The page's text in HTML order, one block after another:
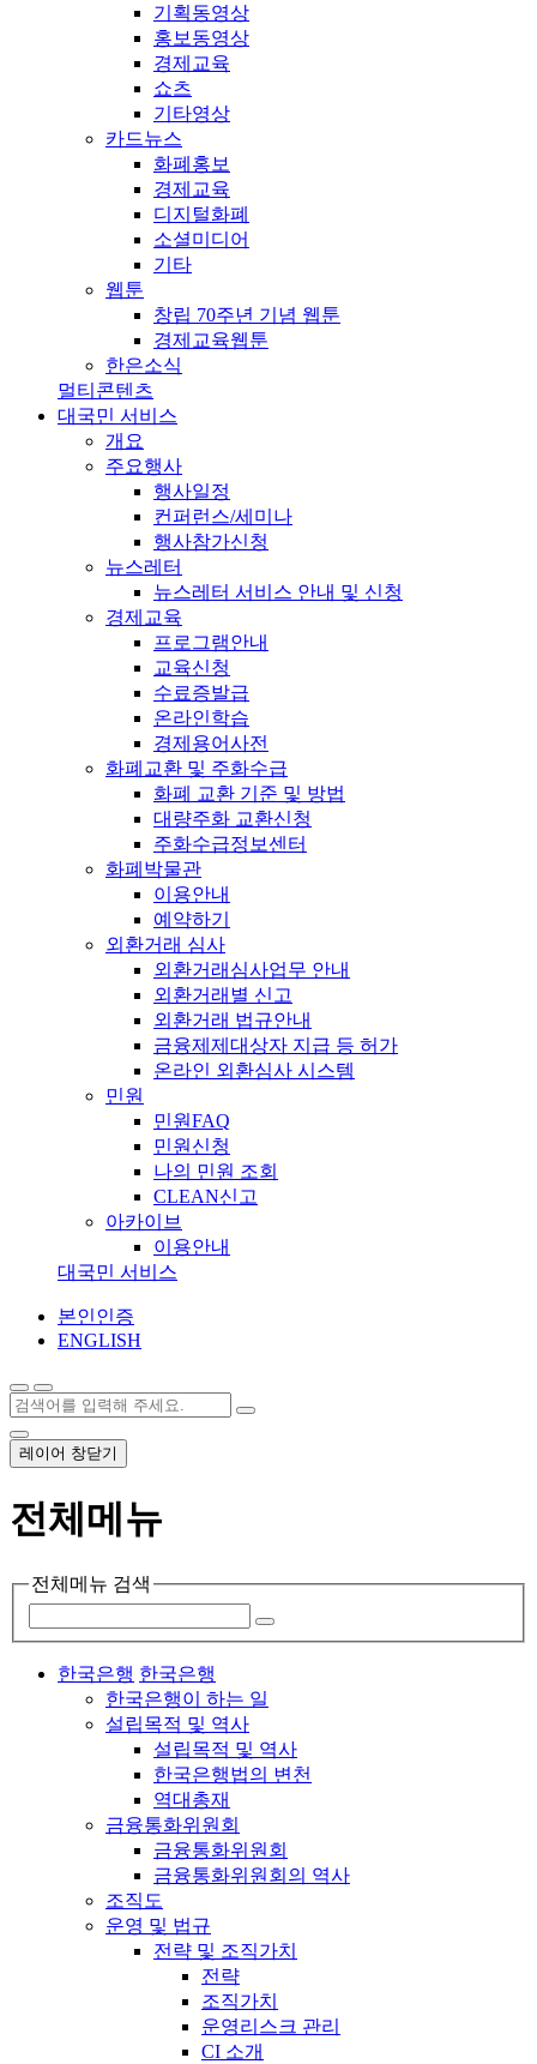
기획동영상
홍보동영상
경제교육
쇼츠
기타영상
카드뉴스
화폐홍보
경제교육
디지털화폐
소셜미디어
기타
웹툰
창립 70주년 기념 웹툰
경제교육웹툰
한은소식
멀티콘텐츠
대국민 서비스
개요
주요행사
행사일정
컨퍼런스/세미나
행사참가신청
뉴스레터
뉴스레터 서비스 안내 및 신청
경제교육
프로그램안내
교육신청
수료증발급
온라인학습
경제용어사전
화폐교환 및 주화수급
화폐 교환 기준 및 방법
대량주화 교환신청
주화수급정보센터
화폐박물관
이용안내
예약하기
외환거래 심사
외환거래심사업무 안내
외환거래별 신고
외환거래 법규안내
금융제제대상자 지급 등 허가
온라인 외환심사 시스템
민원
민원FAQ
민원신청
나의 민원 조회
CLEAN신고
아카이브
이용안내
대국민 서비스
본인인증
ENGLISH
레이어 창닫기
전체메뉴
전체메뉴 검색
한국은행 한국은행
한국은행이 하는 일
설립목적 및 역사
설립목적 및 역사
한국은행법의 변천
역대총재
금융통화위원회
금융통화위원회
금융통화위원회의 역사
조직도
운영 및 법규
전략 및 조직가치
전략
조직가치
운영리스크 관리
CI 소개